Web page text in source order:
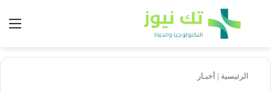
بحث عن
الرئيسية | أخبـار